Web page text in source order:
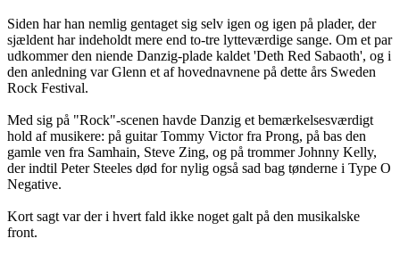
Siden har han nemlig gentaget sig selv igen og igen på plader, der
sjældent har indeholdt mere end to-tre lytteværdige sange. Om et par
udkommer den niende Danzig-plade kaldet 'Deth Red Sabaoth', og i
den anledning var Glenn et af hovednavnene på dette års Sweden
Rock Festival.
Med sig på "Rock"-scenen havde Danzig et bemærkelsesværdigt
hold af musikere: på guitar Tommy Victor fra Prong, på bas den
gamle ven fra Samhain, Steve Zing, og på trommer Johnny Kelly,
der indtil Peter Steeles død for nylig også sad bag tønderne i Type O
Negative.
Kort sagt var der i hvert fald ikke noget galt på den musikalske
front.